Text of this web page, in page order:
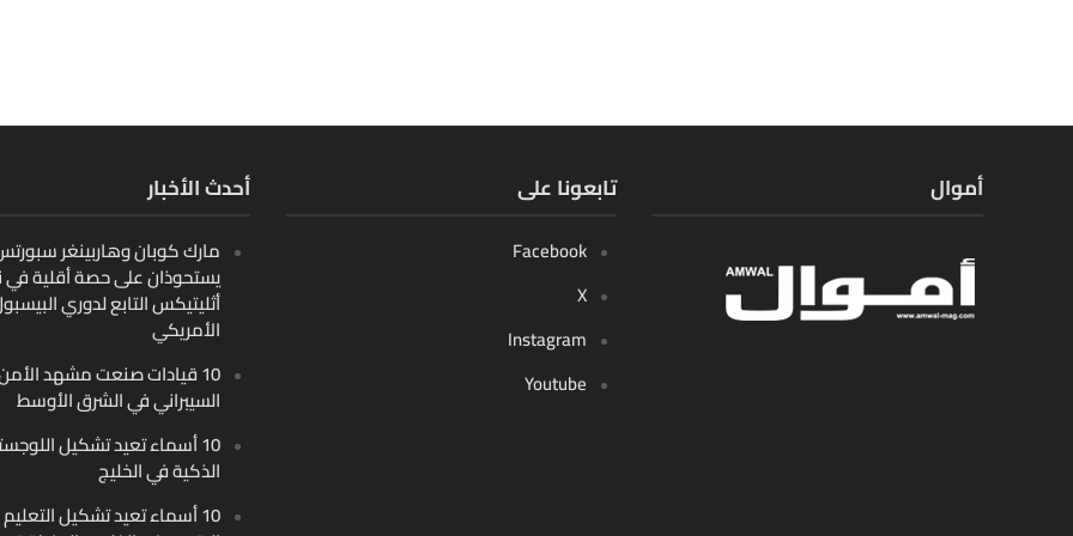
أحدث الأخبار
مارك كوبان وهاربينغر سبورتس
يستحوذان على حصة أقلية في
أثليتيكس التابع لدوري
الأمريكي
10 قيادات صنعت مشهد
السيبراني في الشرق الأوسط
10 أسماء تعيد تشكيل
الذكية في الخليج
10 أسماء تعيد تشكيل التعليم
تابعونا على
Facebook
X
Instagram
Youtube
أموال